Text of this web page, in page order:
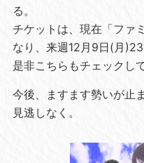
る。
チケットは、現在「ファ
なり、来週12月9日(月
是非こちらもチェックし
今後、ますます勢いが止
見逃しなく。